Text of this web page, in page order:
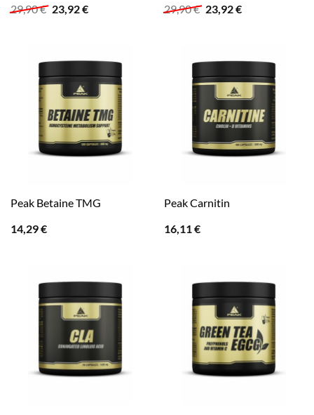
29,90€ Ursprünglicher
Preis
23,92€Aktueller
29,90€ Ursprünglicher
Preis
23,92€Aktueller
Peak Betaine TMG
14,29€
Peak Carnitin
16,11€